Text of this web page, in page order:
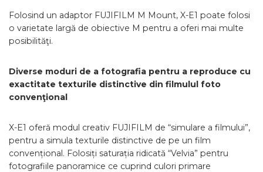
Folosind un adaptor FUJIFILM M Mount, X-E1 poate folosi
o varietate largă de obiective M pentru a oferi mai multe
posibilităţi.
Diverse moduri de a fotografia pentru a reproduce cu
exactitate texturile distinctive din filmulul foto
convenţional
X-E1 oferă modul creativ FUJIFILM de “simulare a filmului”,
pentru a simula texturile distinctive de pe un film
convențional. Folosiți saturația ridicată “Velvia” pentru
fotografiile panoramice ce cuprind culori primare